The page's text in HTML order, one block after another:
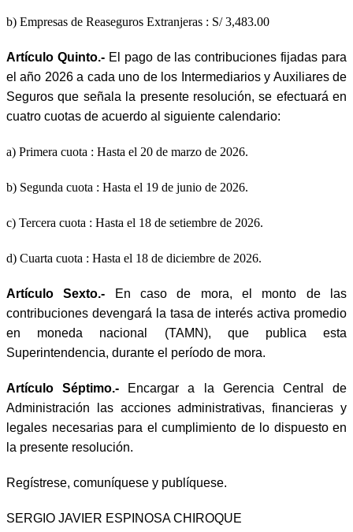
b) Empresas de Reaseguros Extranjeras : S/ 3,483.00
Artículo Quinto.- El pago de las contribuciones fijadas para
el año 2026 a cada uno de los Intermediarios y Auxiliares de
Seguros que señala la presente resolución, se efectuará en
cuatro cuotas de acuerdo al siguiente calendario:
a) Primera cuota : Hasta el 20 de marzo de 2026.
b) Segunda cuota : Hasta el 19 de junio de 2026.
c) Tercera cuota : Hasta el 18 de setiembre de 2026.
d) Cuarta cuota : Hasta el 18 de diciembre de 2026.
Artículo Sexto.-
En caso de mora, el monto de las
contribuciones devengará la tasa de interés activa promedio
en moneda nacional (TAMN), que publica esta
Superintendencia, durante el período de mora.
Artículo Séptimo.-
Encargar a la Gerencia Central de
Administración las acciones administrativas, financieras y
legales necesarias para el cumplimiento de lo dispuesto en
la presente resolución.
Regístrese, comuníquese y publíquese.
SERGIO JAVIER ESPINOSA CHIROQUE